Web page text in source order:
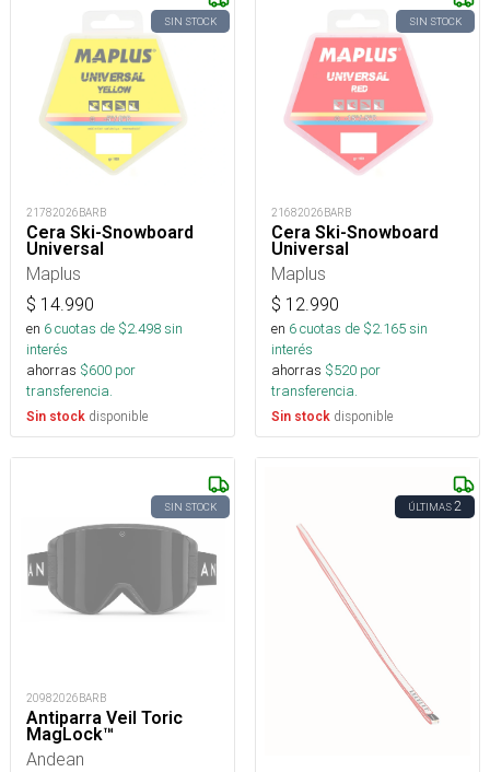
SIN STOCK
21782026BARB
Cera Ski-Snowboard
Universal
Maplus
$ 14.990
en 6cuotas de $2.498sin
interés
ahorras $600 por
transferencia.
Sin stock disponible
SIN STOCK
21682026BARB
Cera Ski-Snowboard
Universal
Maplus
$ 12.990
en 6cuotas de $2.165sin
interés
ahorras $520 por
transferencia.
Sin stock disponible
SIN STOCK
20982026BARB
Antiparra Veil Toric
MagLock™
Andean
ÚLTIMAS2